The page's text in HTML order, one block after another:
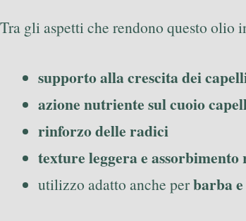
Tra gli aspetti che rendono questo olio
supporto alla crescita dei
azione nutriente sul cuoio
rinforzo delle radici
texture leggera e assorbimento
utilizzo adatto anche perbarba